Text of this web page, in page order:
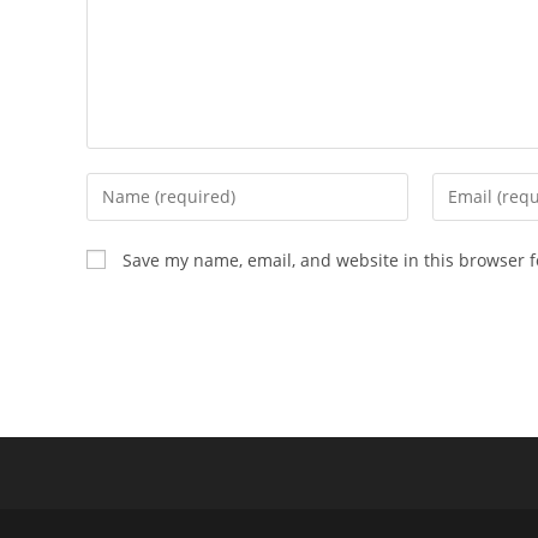
Enter
your
name
or
Enter
your
Save my name, email, and website in this browser